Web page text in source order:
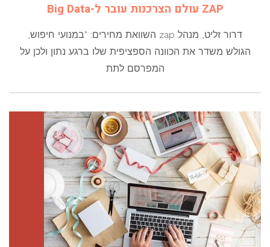
ZAP עולם הצרכנות עובר ל-Big Data
דרור זליט, מנהל zap השוואת מחירים: "במנועי חיפוש,
הגולש משדר את הכוונה הספציפית שלו ברגע נתון ולכן על
המפרסם לתת